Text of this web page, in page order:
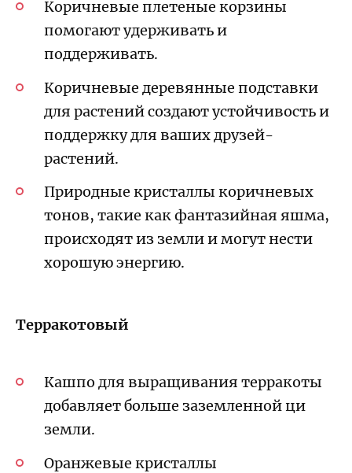
Коричневые плетеные корзины
помогают удерживать и
поддерживать.
Коричневые деревянные подставки
для растений создают устойчивость и
поддержку для ваших друзей-
растений.
Природные кристаллы коричневых
тонов, такие как фантазийная яшма,
происходят из земли и могут нести
хорошую энергию.
Терракотовый
Кашпо для выращивания терракоты
добавляет больше заземленной ци
земли.
Оранжевые кристаллы